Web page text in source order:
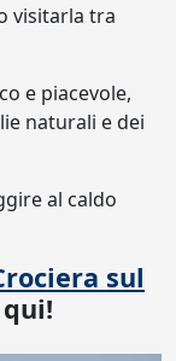
visitarla tra
e piacevole,
naturali e dei
al caldo
sul